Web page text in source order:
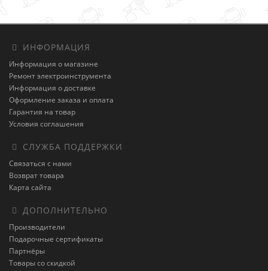
ИНФОРМАЦИЯ
Информация о магазине
Ремонт электроинструмента
Информация о доставке
Оформление заказа и оплата
Гарантия на товар
Условия соглашения
СЛУЖБА ПОДДЕРЖКИ
Связаться с нами
Возврат товара
Карта сайта
ДОПОЛНИТЕЛЬНО
Производители
Подарочные сертификаты
Партнёры
Товары со скидкой